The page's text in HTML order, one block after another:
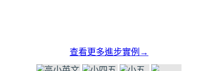
查看更多進步實例→